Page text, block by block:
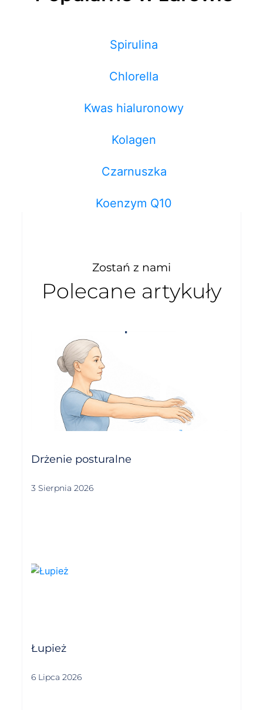
Spirulina
Chlorella
Kwas hialuronowy
Kolagen
Czarnuszka
Koenzym Q10
Zostań z nami
Polecane artykuły
Drżenie posturalne
3 Sierpnia 2026
Łupież
6 Lipca 2026